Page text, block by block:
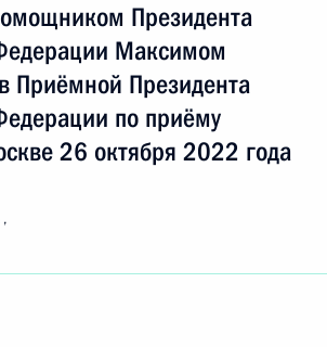
Президента
Максимом
Президента
по приёму
26 октября 2022 года